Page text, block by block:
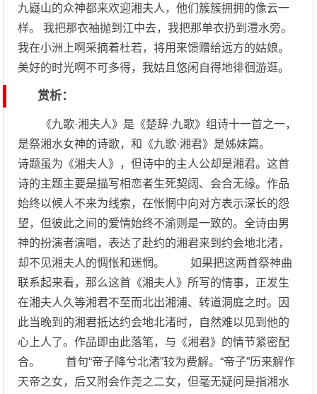
九嶷山的众神都来欢迎湘夫人，他们簇簇拥拥的像云一
样。 我把那衣袖抛到江中去，我把那单衣扔到澧水旁。
我在小洲上啊采摘着杜若，将用来馈赠给远方的姑娘。
美好的时光啊不可多得，我姑且悠闲自得地徘徊游逛。
赏析：
《九歌·湘夫人》是《楚辞·九歌》组诗十一首之一，
是祭湘水女神的诗歌，和《九歌·湘君》是姊妹篇。
诗题虽为《湘夫人》，但诗中的主人公却是湘君。这首
诗的主题主要是描写相恋者生死契阔、会合无缘。作品
始终以候人不来为线索，在怅惘中向对方表示深长的怨
望，但彼此之间的爱情始终不渝则是一致的。全诗由男
神的扮演者演唱，表达了赴约的湘君来到约会地北渚，
却不见湘夫人的惆怅和迷惘。 如果把这两首祭神曲
联系起来看，那么这首《湘夫人》所写的情事，正发生
在湘夫人久等湘君不至而北出湘浦、转道洞庭之时。因
此当晚到的湘君抵达约会地北渚时，自然难以见到他的
心上人了。作品即由此落笔，与《湘君》的情节紧密配
合。 首句“帝子降兮北渚”较为费解。“帝子”历来解作
天帝之女，后又附会作尧之二女，但毫无疑问是指湘水